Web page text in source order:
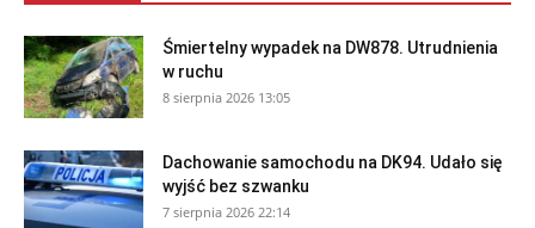
Śmiertelny wypadek na DW878. Utrudnienia
w ruchu
8 sierpnia 2026 13:05
Dachowanie samochodu na DK94. Udało się
wyjść bez szwanku
7 sierpnia 2026 22:14